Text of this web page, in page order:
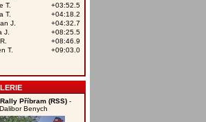
Příbram (RSS)-
Dalibor Benych